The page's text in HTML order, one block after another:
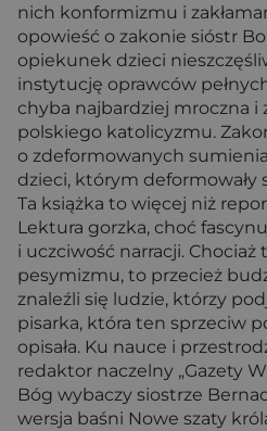
nich konformizmu i
opowieść o zakonie sióstr
opiekunek dzieci
instytucję oprawców
chyba najbardziej mroczna
polskiego katolicyzmu.
o zdeformowanych
dzieci, którym deformowały
Ta książka to więcej niż
Lektura gorzka, choć
i uczciwość narracji. Chociaż
pesymizmu, to przecież
znaleźli się ludzie, którzy
pisarka, która ten sprzeciw
opisała. Ku nauce i
redaktor naczelny „Gazety
Bóg wybaczy siostrze
wersja baśni Nowe szaty